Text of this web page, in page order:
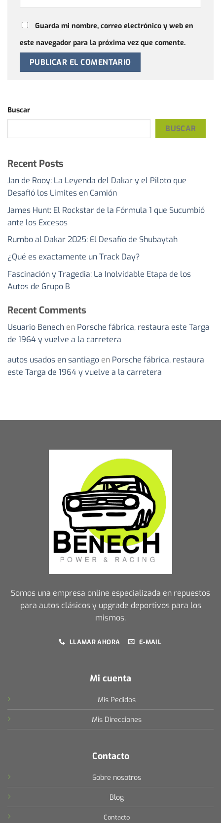
Guarda mi nombre, correo electrónico y web en
este navegador para la próxima vez que comente.
Buscar
BUSCAR
Recent Posts
Jan de Rooy: La Leyenda del Dakar y el Piloto que
Desafió los Límites en Camión
James Hunt: El Rockstar de la Fórmula 1 que Sucumbió
ante los Excesos
Rumbo al Dakar 2025: El Desafío de Shubaytah
¿Qué es exactamente un Track Day?
Fascinación y Tragedia: La Inolvidable Etapa de los
Autos de Grupo B
Recent Comments
Usuario Benech en Porsche fábrica, restaura este Targa
de 1964 y vuelve a la carretera
autos usados en santiago en Porsche fábrica, restaura
este Targa de 1964 y vuelve a la carretera
Somos una empresa online especializada en repuestos
para autos clásicos y upgrade deportivos para los
mismos.
LLAMAR AHORA E-MAIL
Mi cuenta
Mis Pedidos
Mis Direcciones
Contacto
Sobre nosotros
Blog
Contacto